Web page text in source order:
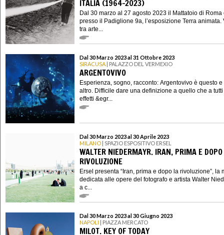
ITALIA (1964-2023)
Dal 30 marzo al 27 agosto 2023 il Mattatoio di Roma
presso il Padiglione 9a, l’esposizione Terra animata.
tra arte...
Dal 30 Marzo 2023 al 31 Ottobre 2023
SIRACUSA | PALAZZO DEL VERMEXIO
ARGENTOVIVO
Esperienza, sogno, racconto: Argentovivo è questo e
altro. Difficile dare una definizione a quello che a
effetti &egr...
Dal 30 Marzo 2023 al 30 Aprile 2023
MILANO | SPAZIO ESPOSITIVO ERSEL
WALTER NIEDERMAYR. IRAN, PRIMA E
RIVOLUZIONE
Ersel presenta “Iran, prima e dopo la rivoluzione”, la
dedicata alle opere del fotografo e artista Walter
a c...
Dal 30 Marzo 2023 al 30 Giugno 2023
NAPOLI | PIAZZA MERCATO
MILOT. KEY OF TODAY